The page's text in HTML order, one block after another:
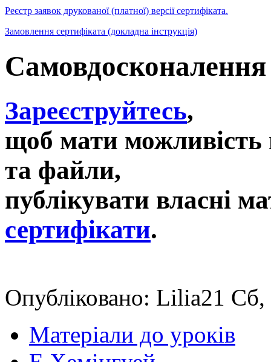
Реєстр заявок друкованої (платної) версії сертифіката.
Замовлення сертифіката (докладна інструкція)
Самовдосконалення
Зареєструйтесь,
щоб мати можливість
та файли,
публікувати власні
сертифікати.
Опубліковано: Lilia21
Матеріали до уроків